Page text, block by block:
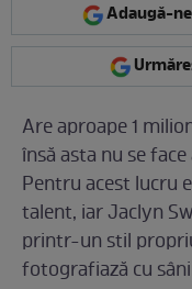
Adaugă-
Are aproape 1
însă asta nu se
Pentru acest lucru
talent, iar Jaclyn
printr-un stil
fotografiază cu